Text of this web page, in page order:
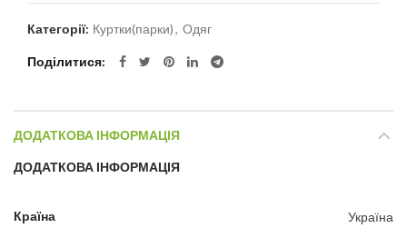
Категорії: Куртки(парки), Одяг
Поділитися
ДОДАТКОВА ІНФОРМАЦІЯ
ДОДАТКОВА ІНФОРМАЦІЯ
Країна Україна